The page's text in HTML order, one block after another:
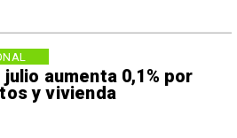
julio aumenta 0,1% por
y vivienda